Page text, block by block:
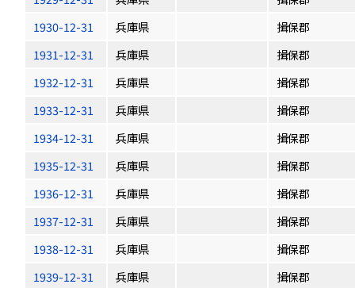
1930-12-31
兵庫県
揖保郡
1931-12-31
兵庫県
揖保郡
1932-12-31
兵庫県
揖保郡
1933-12-31
兵庫県
揖保郡
1934-12-31
兵庫県
揖保郡
1935-12-31
兵庫県
揖保郡
1936-12-31
兵庫県
揖保郡
1937-12-31
兵庫県
揖保郡
1938-12-31
兵庫県
揖保郡
1939-12-31
兵庫県
揖保郡